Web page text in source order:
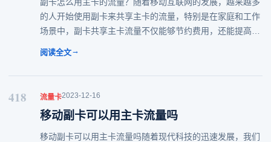
的人开始使用副卡来共享主卡的流量，特别是在家庭和工作
场景中，副卡共享主卡流量不仅能够节约费用，还能提高流
阅读全文→
418 流量卡2023-12-16
移动副卡可以用主卡流量吗
移动副卡可以用主卡流量吗随着现代科技的迅速发展，我们